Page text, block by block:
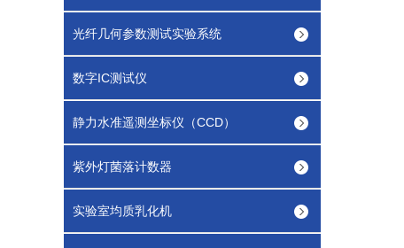
光纤几何参数测试实验系统
数字IC测试仪
静力水准遥测坐标仪（CCD）
紫外灯菌落计数器
实验室均质乳化机